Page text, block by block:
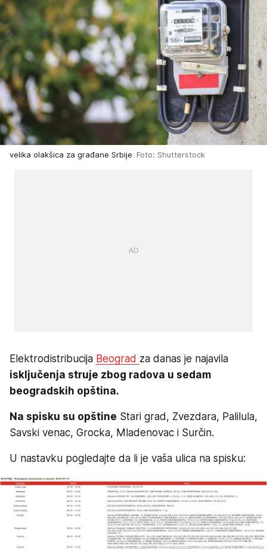
velika olakšica za građane Srbije Foto: Shutterstock
Elektrodistribucija Beograd za danas je najavila
isključenja struje zbog radova u sedam
beogradskih opština.
Na spisku su opštine Stari grad, Zvezdara, Palilula,
Savski venac, Grocka, Mladenovac i Surčin.
U nastavku pogledajte da li je vaša ulica na spisku: